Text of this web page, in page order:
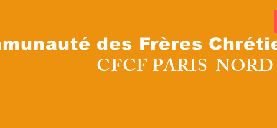
des Frères
CFCF PARIS-NORD